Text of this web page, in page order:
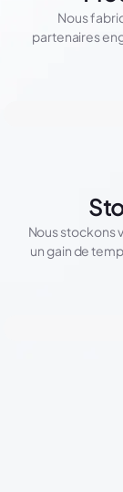
Nous
partenaires
Nous stockons
un gain de